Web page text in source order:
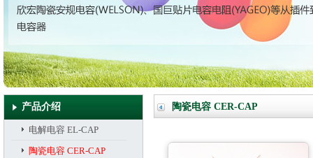
产品介绍
电解电容 EL-CAP
陶瓷电容 CER-CAP
陶瓷电容 CER-CAP